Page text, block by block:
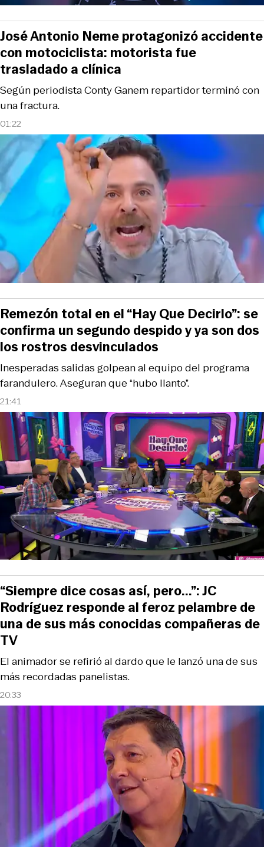
01:22
Según periodista Conty Ganem repartidor terminó con
una fractura.
José Antonio Neme protagonizó accidente
con motociclista: motorista fue
trasladado a clínica
21:41
Inesperadas salidas golpean al equipo del programa
farandulero. Aseguran que “hubo llanto”.
Remezón total en el “Hay Que Decirlo”: se
confirma un segundo despido y ya son dos
los rostros desvinculados
20:33
El animador se refirió al dardo que le lanzó una de sus
más recordadas panelistas.
“Siempre dice cosas así, pero...”: JC
Rodríguez responde al feroz pelambre de
una de sus más conocidas compañeras de
TV